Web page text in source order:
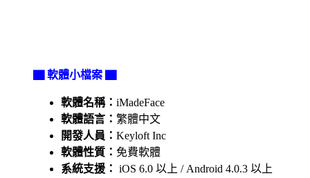
▇ 軟體小檔案 ▇
軟體名稱： iMadeFace
軟體語言： 繁體中文
開發人員： Keyloft Inc
軟體性質： 免費軟體
系統支援： iOS 6.0 以上 / Android 4.0.3 以上